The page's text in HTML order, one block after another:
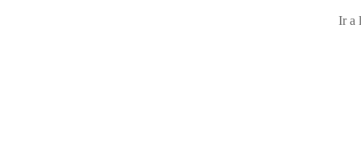
Ir a